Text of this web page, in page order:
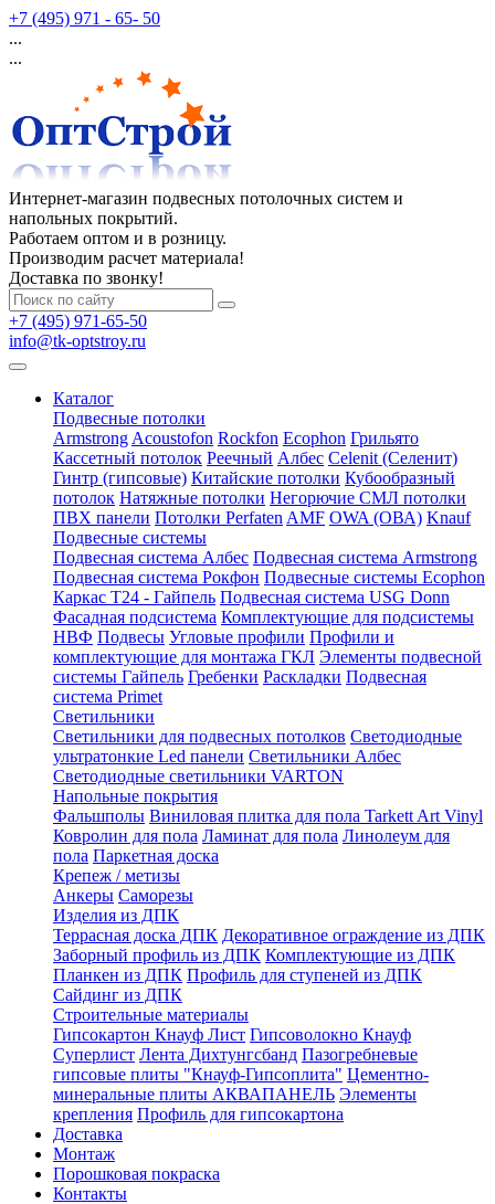
+7 (495) 971 - 65- 50
...
...
Интернет-магазин подвесных потолочных систем и
напольных покрытий.
Работаем оптом и в розницу.
Производим расчет материала!
Доставка по звонку!
+7 (495) 971-65-50
info@tk-optstroy.ru
Каталог
Подвесные потолки
Armstrong Acoustofon Rockfon Ecophon Грильято
Кассетный потолок Реечный Албес Celenit (Селенит)
Гинтр (гипсовые) Китайские потолки Кубообразный
потолок Натяжные потолки Негорючие СМЛ потолки
ПВХ панели Потолки Perfaten AMF OWA (ОВА) Knauf
Подвесные системы
Подвесная система Албес Подвесная система Armstrong
Подвесная система Рокфон Подвесные системы Ecophon
Каркас Т24 - Гайпель Подвесная система USG Donn
Фасадная подсистема Комплектующие для подсистемы
НВФ Подвесы Угловые профили Профили и
комплектующие для монтажа ГКЛ Элементы подвесной
системы Гайпель Гребенки Раскладки Подвесная
система Primet
Светильники
Светильники для подвесных потолков Светодиодные
ультратонкие Led панели Светильники Албес
Светодиодные светильники VARTON
Напольные покрытия
Фальшполы Виниловая плитка для пола Tarkett Art Vinyl
Ковролин для пола Ламинат для пола Линолеум для
пола Паркетная доска
Крепеж / метизы
Анкеры Саморезы
Изделия из ДПК
Террасная доска ДПК Декоративное ограждение из ДПК
Заборный профиль из ДПК Комплектующие из ДПК
Планкен из ДПК Профиль для ступеней из ДПК
Сайдинг из ДПК
Строительные материалы
Гипсокартон Кнауф Лист Гипсоволокно Кнауф
Суперлист Лента Дихтунгсбанд Пазогребневые
гипсовые плиты "Кнауф-Гипсоплита" Цементно-
минеральные плиты АКВАПАНЕЛЬ Элементы
крепления Профиль для гипсокартона
Доставка
Монтаж
Порошковая покраска
Контакты